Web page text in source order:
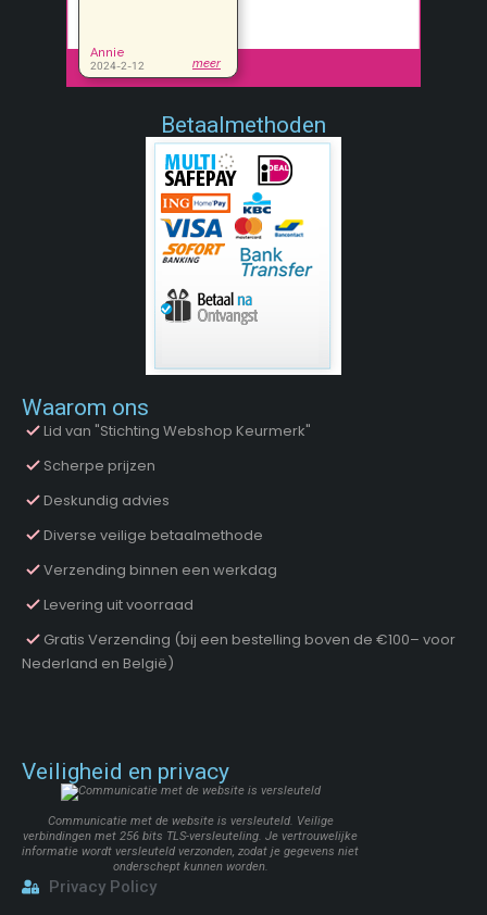
Betaalmethoden
Waarom ons
Lid van "Stichting Webshop Keurmerk"
Scherpe prijzen
Deskundig advies
Diverse veilige betaalmethode
Verzending binnen een werkdag
Levering uit voorraad
Gratis Verzending (bij een bestelling boven de €100– voor
Nederland en België)
Veiligheid en privacy
Communicatie met de website is versleuteld. Veilige
verbindingen met 256 bits TLS-versleuteling. Je vertrouwelijke
informatie wordt versleuteld verzonden, zodat je gegevens niet
onderschept kunnen worden.
Privacy Policy